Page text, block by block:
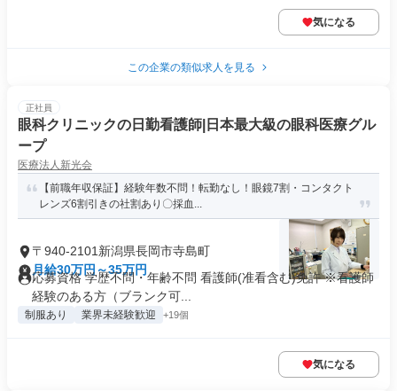
気になる
この企業の類似求人を見る
正社員
眼科クリニックの日勤看護師|日本最大級の眼科医療グル
ープ
医療法人新光会
【前職年収保証】経験年数不問！転勤なし！眼鏡7割・コンタクト
レンズ6割引きの社割あり〇採血...
〒940-2101新潟県長岡市寺島町
月給30万円～35万円
応募資格 学歴不問・年齢不問 看護師(准看含む)免許 ※看護師
経験のある方（ブランク可...
制服あり 業界未経験歓迎 +19個
気になる